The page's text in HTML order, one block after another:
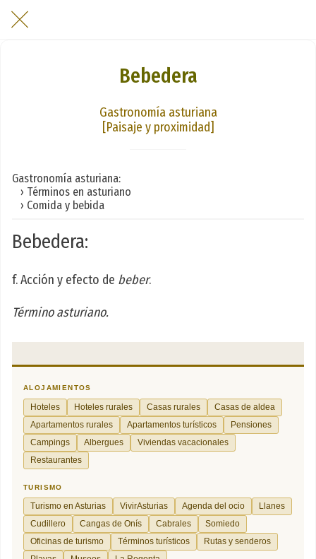
Bebedera
Gastronomía asturiana
[Paisaje y proximidad]
Gastronomía asturiana:
› Términos en asturiano
› Comida y bebida
Bebedera:
f. Acción y efecto de beber.
Término asturiano.